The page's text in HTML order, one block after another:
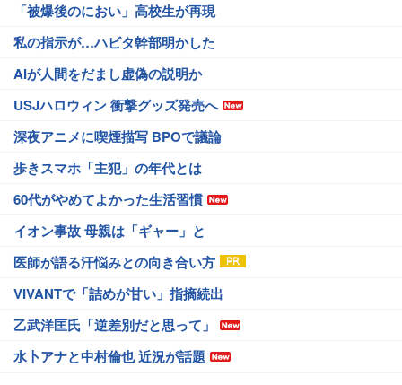
「被爆後のにおい」高校生が再現
私の指示が…ハビタ幹部明かした
AIが人間をだまし虚偽の説明か
USJハロウィン 衝撃グッズ発売へ
深夜アニメに喫煙描写 BPOで議論
歩きスマホ「主犯」の年代とは
60代がやめてよかった生活習慣
イオン事故 母親は「ギャー」と
医師が語る汗悩みとの向き合い方
VIVANTで「詰めが甘い」指摘続出
乙武洋匡氏「逆差別だと思って」
水卜アナと中村倫也 近況が話題